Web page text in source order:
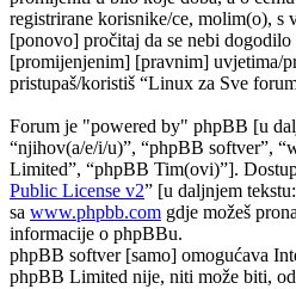
registrirane korisnike/ce, molim(o), s
[ponovo] pročitaj da se nebi dogodilo
[promijenjenim] [pravnim] uvjetima/
pristupaš/koristiš “Linux za Sve
Forum je "powered by" phpBB [u
“njihov(a/e/i/u)”, “phpBB softver”,
Limited”, “phpBB Tim(ovi)”].
Public License v2” [u daljnjem
sa www.phpbb.com gdje možeš
informacije o phpBBu.
phpBB softver [samo] omogućava
phpBB Limited nije, niti može biti,